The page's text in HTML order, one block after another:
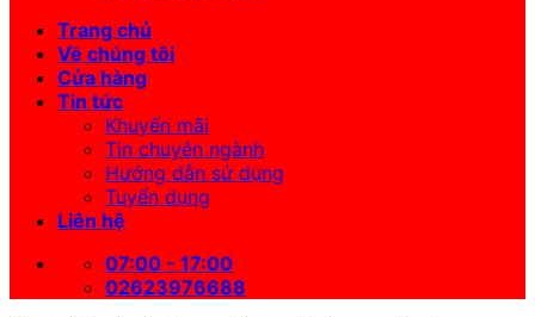
Trang chủ
Về chúng tôi
Cửa hàng
Tin tức
Khuyến mãi
Tin chuyên ngành
Hướng dẫn sử dụng
Tuyển dụng
Liên hệ
07:00 - 17:00
02623976688